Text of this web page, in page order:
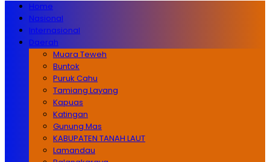
Home
Nasional
Internasional
Daerah
Muara Teweh
Buntok
Puruk Cahu
Tamiang Layang
Kapuas
Katingan
Gunung Mas
KABUPATEN TANAH LAUT
Lamandau